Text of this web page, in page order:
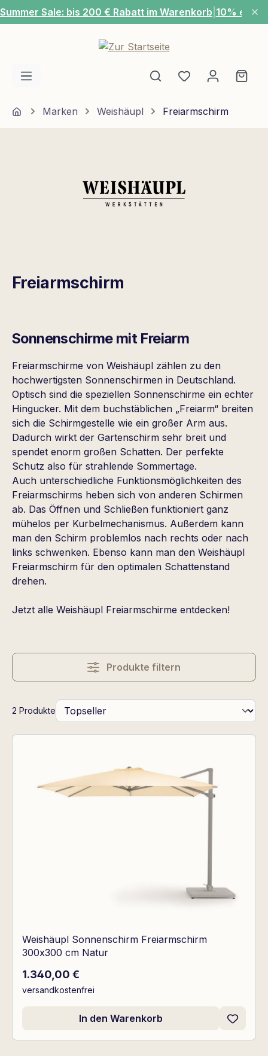
Zum Hauptinhalt springen
Summer Sale: bis 200 € Rabatt im Warenkorb 10% extra
Du hast 0
HomeMarken Weishäupl Freiarmschirm
Freiarmschirm
Sonnenschirme mit Freiarm
Freiarmschirme von Weishäupl zählen zu den
hochwertigsten Sonnenschirmen in Deutschland.
Optisch sind die speziellen Sonnenschirme ein echter
Hingucker. Mit dem buchstäblichen „Freiarm“ breiten
sich die Schirmgestelle wie ein großer Arm aus.
Dadurch wirkt der Gartenschirm sehr breit und
spendet enorm großen Schatten. Der perfekte
Schutz also für strahlende Sommertage.
Auch unterschiedliche Funktionsmöglichkeiten des
Freiarmschirms heben sich von anderen Schirmen
ab. Das Öffnen und Schließen funktioniert ganz
mühelos per Kurbelmechanismus. Außerdem kann
man den Schirm problemlos nach rechts oder nach
links schwenken. Ebenso kann man den Weishäupl
Freiarmschirm für den optimalen Schattenstand
drehen.
Jetzt alle Weishäupl Freiarmschirme entdecken!
Produkte filtern
2 Produkte
Weishäupl Sonnenschirm Freiarmschirm
300x300 cm Natur
Regulärer Preis:
1.340,00 €
versandkostenfrei
In den Warenkorb